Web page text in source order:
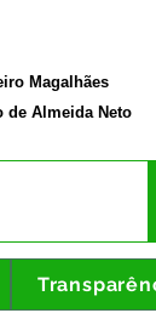
Magalhães
de Almeida Neto